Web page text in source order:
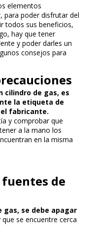
elementos
para poder disfrutar del
todos sus beneficios,
hay que tener
y poder darles un
consejos para
cilindro de gas, es
la etiqueta de
fabricante.
y comprobar que
a la mano los
en la misma
fuentes de
se debe apagar
que se encuentre cerca